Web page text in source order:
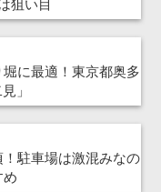
狙い目
に最適！東京都奥多
」
駐車場は激混みなの
め